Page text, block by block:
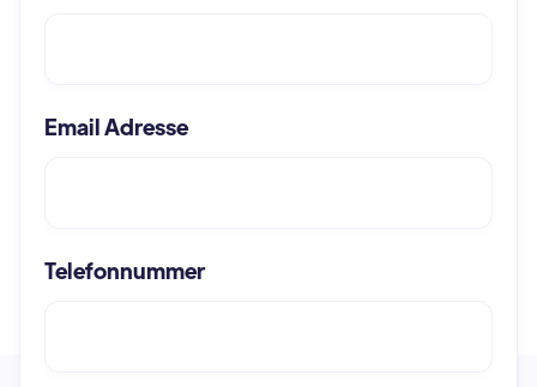
Email Adresse
Telefonnummer